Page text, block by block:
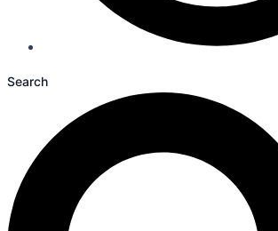
Search